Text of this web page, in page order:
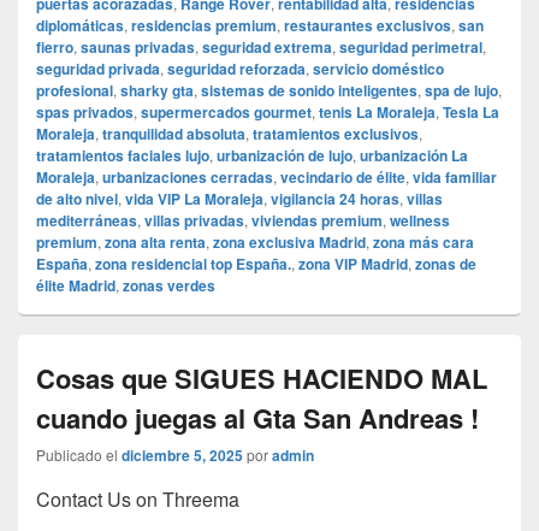
diplomáticas, residencias premium, restaurantes exclusivos, san
fierro, saunas privadas, seguridad extrema, seguridad perimetral,
seguridad privada, seguridad reforzada, servicio doméstico
profesional, sharky gta, sistemas de sonido inteligentes, spa de lujo,
spas privados, supermercados gourmet, tenis La Moraleja, Tesla La
Moraleja, tranquilidad absoluta, tratamientos exclusivos,
tratamientos faciales lujo, urbanización de lujo, urbanización La
Moraleja, urbanizaciones cerradas, vecindario de élite, vida familiar
de alto nivel, vida VIP La Moraleja, vigilancia 24 horas, villas
mediterráneas, villas privadas, viviendas premium, wellness
premium, zona alta renta, zona exclusiva Madrid, zona más cara
España, zona residencial top España., zona VIP Madrid, zonas de
élite Madrid, zonas verdes
Cosas que SIGUES HACIENDO MAL
cuando juegas al Gta San Andreas !
Publicado el diciembre 5, 2025poradmin
Contact Us on Threema